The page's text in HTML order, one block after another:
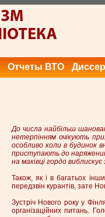
Отчеты ВТО
До числа найбільш
нетерпінням очікують
особливо коли в будинок
приступають до
на маківці гордо
Також, як і в багатьох
передзвін курантів, зате
Зустріч Нового року у
організаційних питань.